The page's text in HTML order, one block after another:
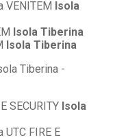
VENITEM Isola
Isola Tiberina
Isola Tiberina
SECURITY Isola
FIRE E